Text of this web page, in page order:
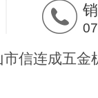
信连成五金